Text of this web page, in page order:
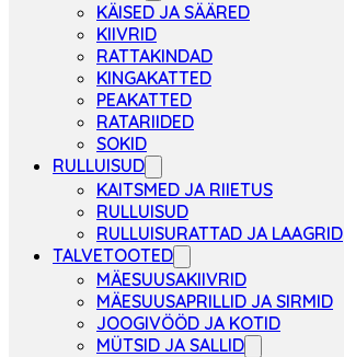
KÄISED JA SÄÄRED
KIIVRID
RATTAKINDAD
KINGAKATTED
PEAKATTED
RATARIIDED
SOKID
RULLUISUD
KAITSMED JA RIIETUS
RULLUISUD
RULLUISURATTAD JA LAAGRID
TALVETOOTED
MÄESUUSAKIIVRID
MÄESUUSAPRILLID JA SIRMID
JOOGIVÖÖD JA KOTID
MÜTSID JA SALLID